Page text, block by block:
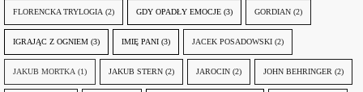
FLORENCKA TRYLOGIA (2) GDY OPADŁY EMOCJE (3) GORDIAN (2)
IGRAJĄC Z OGNIEM (3) IMIĘ PANI (3) JACEK POSADOWSKI (2)
JAKUB MORTKA (1) JAKUB STERN (2) JAROCIN (2) JOHN BEHRINGER (2)